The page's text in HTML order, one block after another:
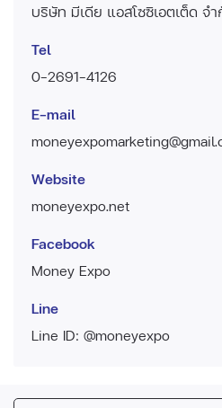
บริษัท มีเดีย แอสโซซิเอตเต็ด จ
Tel
0-2691-4126
E-mail
Website
moneyexpo.net
Facebook
Money Expo
Line
Line ID: @moneyexpo